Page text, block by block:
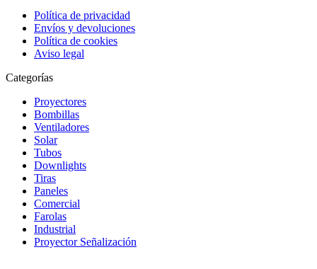
Política de privacidad
Envíos y devoluciones
Política de cookies
Aviso legal
Categorías
Proyectores
Bombillas
Ventiladores
Solar
Tubos
Downlights
Tiras
Paneles
Comercial
Farolas
Industrial
Proyector Señalización